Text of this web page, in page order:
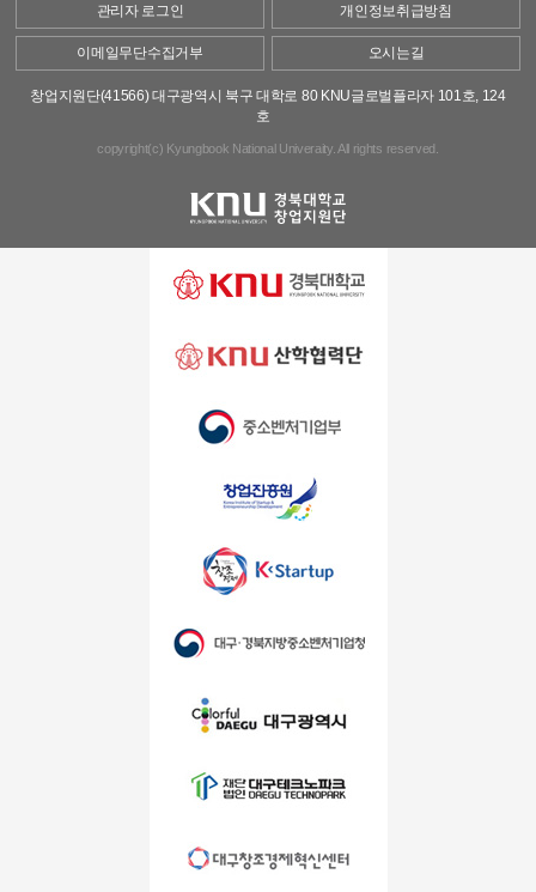
관리자 로그인 개인정보취급방침
이메일무단수집거부 오시는길
창업지원단(41566) 대구광역시 북구 대학로 80 KNU글로벌플라자 101호, 124
호
copyright(c) Kyungbook National Univeraity. All rights reserved.